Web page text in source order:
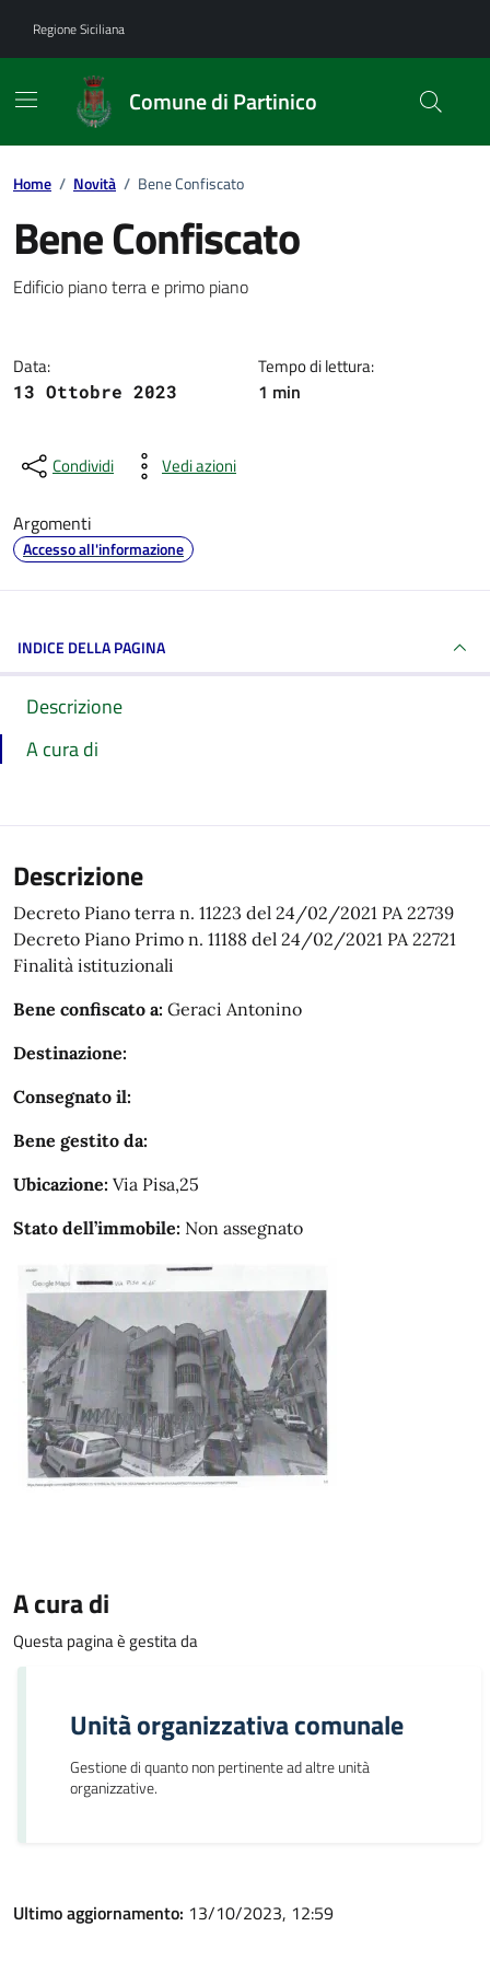
Regione Siciliana
Comune di Partinico
Home / Novità / Bene Confiscato
Bene Confiscato
Dettagli della notizia
Edificio piano terra e primo piano
Data:
13 Ottobre 2023
Tempo di lettura:
1 min
Condividi Vedi azioni
Argomenti
Accesso all'informazione
INDICE DELLA PAGINA
Descrizione
A cura di
Descrizione
Decreto Piano terra n. 11223 del 24/02/2021 PA 22739
Decreto Piano Primo n. 11188 del 24/02/2021 PA 22721
Finalità istituzionali
Bene confiscato a: Geraci Antonino
Destinazione:
Consegnato il:
Bene gestito da:
Ubicazione: Via Pisa,25
Stato dell’immobile: Non assegnato
A cura di
Questa pagina è gestita da
Unità organizzativa comunale
Gestione di quanto non pertinente ad altre unità
organizzative.
Ultimo aggiornamento: 13/10/2023, 12:59